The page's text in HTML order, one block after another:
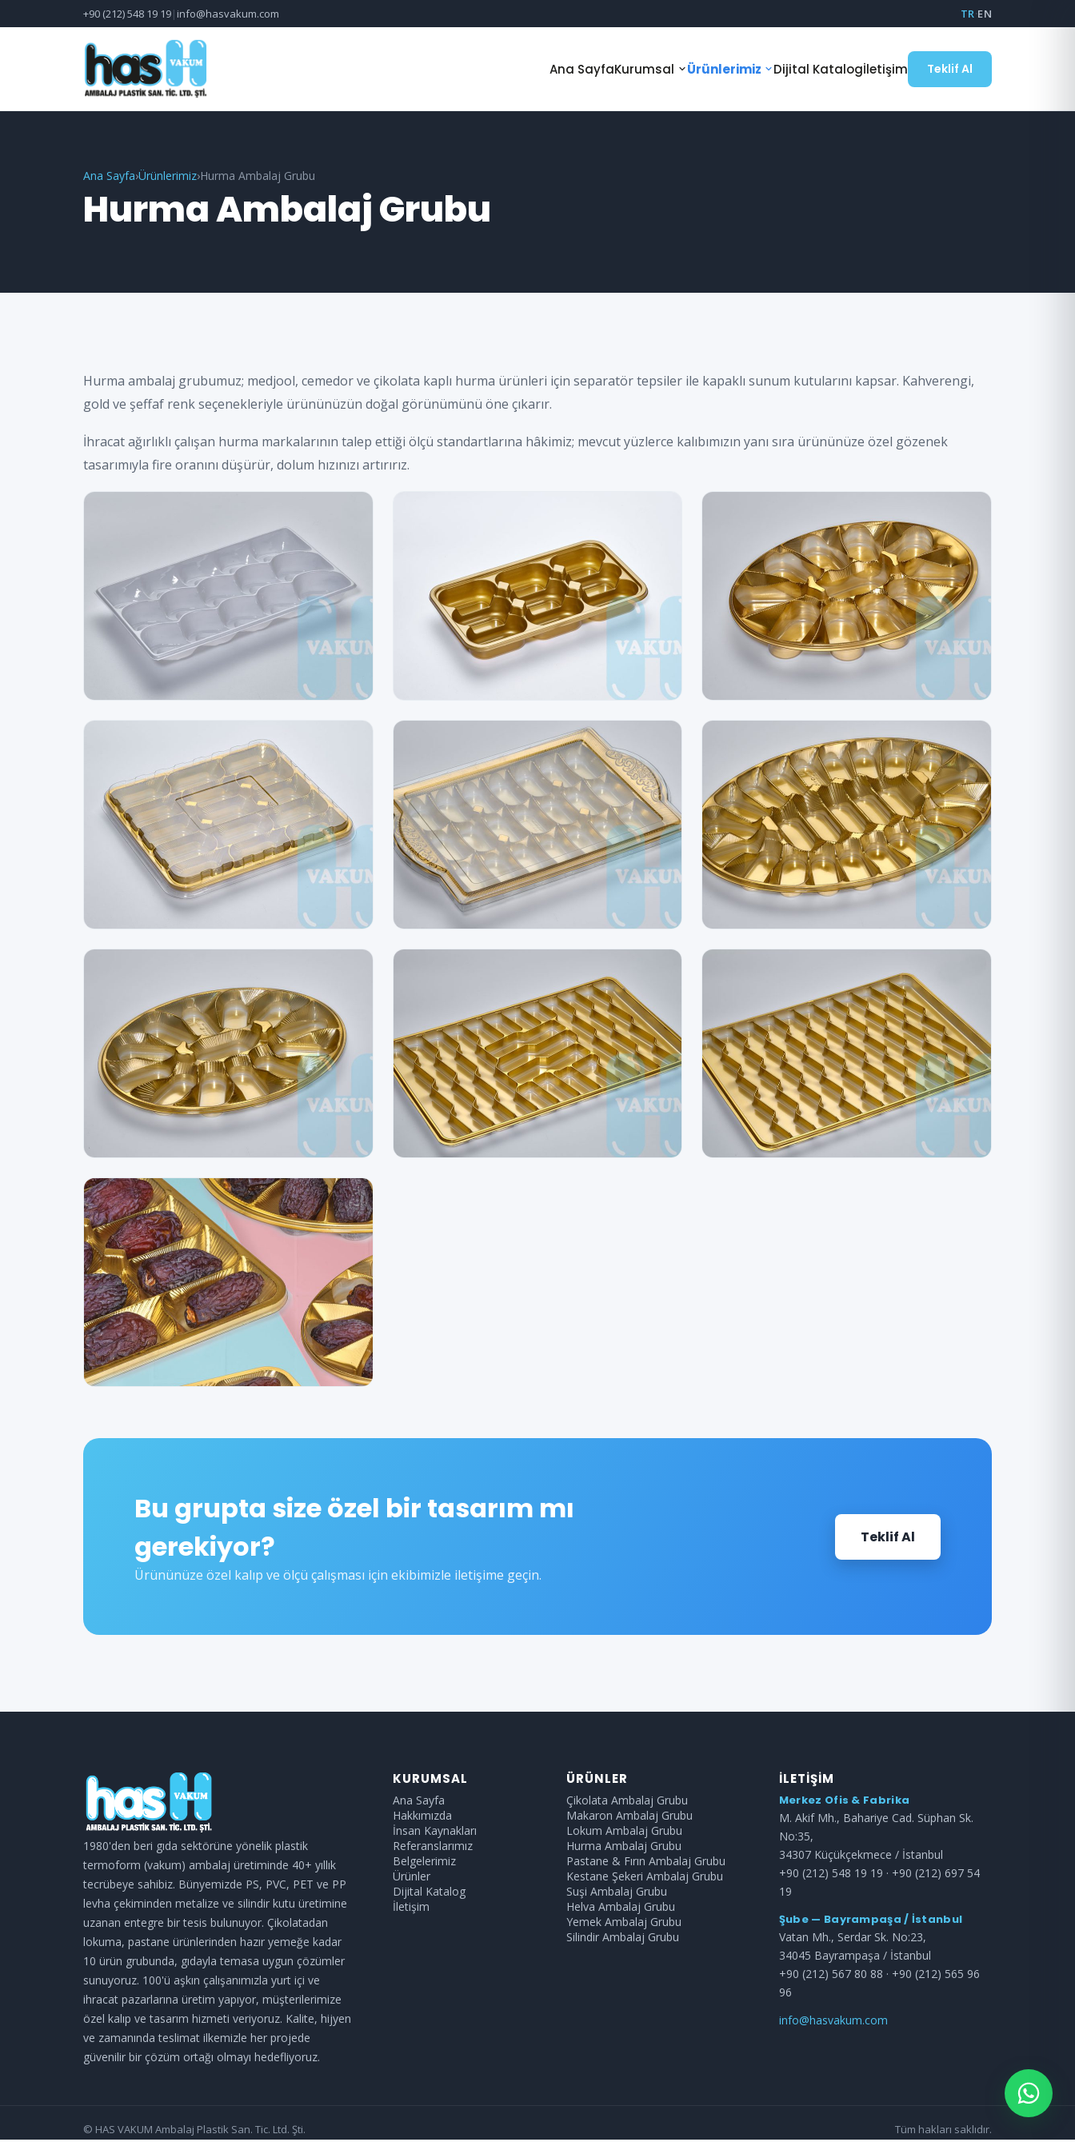
+90 (212) 548 19 19| info@hasvakum.com TR·EN
Ana SayfaKurumsal Ürünlerimiz Dijital Katalogİletişim Teklif Al
Ana Sayfa›Ürünlerimiz›Hurma Ambalaj Grubu
Hurma Ambalaj Grubu
Hurma ambalaj grubumuz; medjool, cemedor ve çikolata kaplı hurma ürünleri için separatör tepsiler ile kapaklı sunum kutularını kapsar. Kahverengi,
gold ve şeffaf renk seçenekleriyle ürününüzün doğal görünümünü öne çıkarır.
İhracat ağırlıklı çalışan hurma markalarının talep ettiği ölçü standartlarına hâkimiz; mevcut yüzlerce kalıbımızın yanı sıra ürününüze özel gözenek
tasarımıyla fire oranını düşürür, dolum hızınızı artırırız.
Bu grupta size özel bir tasarım mı
gerekiyor?
Ürününüze özel kalıp ve ölçü çalışması için ekibimizle iletişime geçin.
Teklif Al
1980'den beri gıda sektörüne yönelik plastik
termoform (vakum) ambalaj üretiminde 40+ yıllık
tecrübeye sahibiz. Bünyemizde PS, PVC, PET ve PP
levha çekiminden metalize ve silindir kutu üretimine
uzanan entegre bir tesis bulunuyor. Çikolatadan
lokuma, pastane ürünlerinden hazır yemeğe kadar
10 ürün grubunda, gıdayla temasa uygun çözümler
sunuyoruz. 100'ü aşkın çalışanımızla yurt içi ve
ihracat pazarlarına üretim yapıyor, müşterilerimize
özel kalıp ve tasarım hizmeti veriyoruz. Kalite, hijyen
ve zamanında teslimat ilkemizle her projede
güvenilir bir çözüm ortağı olmayı hedefliyoruz.
KURUMSAL
Ana Sayfa
Hakkımızda
İnsan Kaynakları
Referanslarımız
Belgelerimiz
Ürünler
Dijital Katalog
İletişim
ÜRÜNLER
Çikolata Ambalaj Grubu
Makaron Ambalaj Grubu
Lokum Ambalaj Grubu
Hurma Ambalaj Grubu
Pastane & Fırın Ambalaj Grubu
Kestane Şekeri Ambalaj Grubu
Suşi Ambalaj Grubu
Helva Ambalaj Grubu
Yemek Ambalaj Grubu
Silindir Ambalaj Grubu
İLETIŞIM
Merkez Ofis & Fabrika
M. Akif Mh., Bahariye Cad. Süphan Sk.
No:35,
34307 Küçükçekmece / İstanbul
+90 (212) 548 19 19 · +90 (212) 697 54
19
Şube — Bayrampaşa / İstanbul
Vatan Mh., Serdar Sk. No:23,
34045 Bayrampaşa / İstanbul
+90 (212) 567 80 88 · +90 (212) 565 96
96
info@hasvakum.com
© HAS VAKUM Ambalaj Plastik San. Tic. Ltd. Şti. Tüm hakları saklıdır.